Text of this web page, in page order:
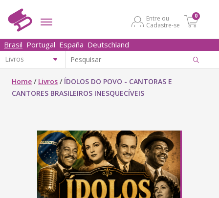
Entre ou
Cadastre-se
0
Brasil Portugal España Deutschland
Home / Livros / ÍDOLOS DO POVO - CANTORAS E
CANTORES BRASILEIROS INESQUECÍVEIS